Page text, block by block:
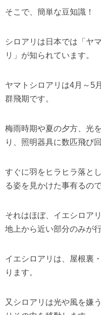
そこで、簡単な豆知識！
シロアリは日本では「ヤ
リ」が知られています。
ヤマトシロアリは4月～5
群飛期です。
梅雨時期や夏の夕方、光
り、照明器具に数匹飛び
すぐに羽をヒラヒラ落と
る姿を見かけた事有るの
それはほぼ、イエシロア
地上から近い部分のみが
イエシロアリは、屋根裏
ります。
又シロアリは光や風を嫌